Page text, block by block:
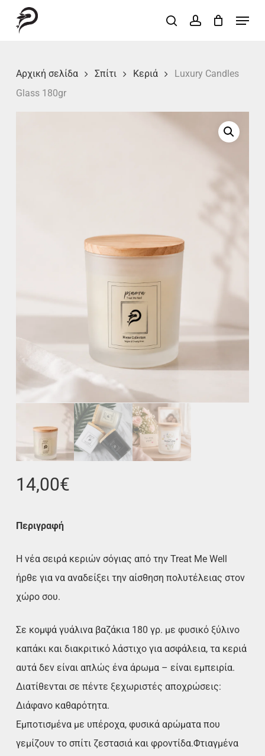
searchaccount
Menu
Αρχική σελίδα Σπίτι Κεριά
Luxury Candles
Glass 180gr
14,00€
Περιγραφή
Η νέα σειρά κεριών σόγιας από την Treat Me Well
ήρθε για να αναδείξει την αίσθηση πολυτέλειας στον
χώρο σου.
Σε κομψά γυάλινα βαζάκια 180 γρ. με φυσικό ξύλινο
καπάκι και διακριτικό λάστιχο για ασφάλεια, τα κεριά
αυτά δεν είναι απλώς ένα άρωμα – είναι εμπειρία.
Διατίθενται σε πέντε ξεχωριστές αποχρώσεις:
Διάφανο καθαρότητα.
Εμποτισμένα με υπέροχα, φυσικά αρώματα που
γεμίζουν το σπίτι ζεστασιά και φροντίδα.Φτιαγμένα